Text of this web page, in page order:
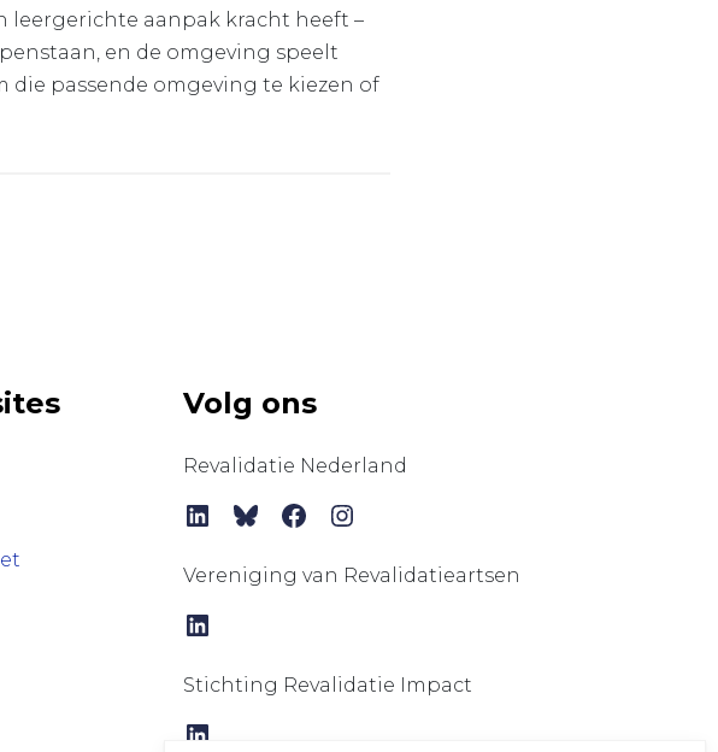
leergerichte aanpak kracht heeft –
en de omgeving speelt
die passende omgeving te kiezen of
Volg ons
Revalidatie Nederland
LinkedIn
Bluesky
Facebook
Instagram
Vereniging van Revalidatieartsen
LinkedIn
Stichting Revalidatie Impact
LinkedIn